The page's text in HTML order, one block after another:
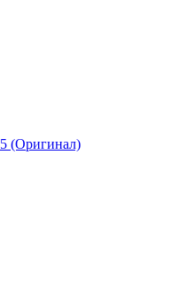
(Оригинал)